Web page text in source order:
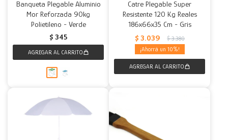
Banqueta Plegable Aluminio
Mor Reforzada 90kg
Polietileno - Verde
$ 345
Catre Plegable Super
Resistente 120 Kg Reales
186x66x35 Cm - Gris
$ 3.039 $ 3.380
10